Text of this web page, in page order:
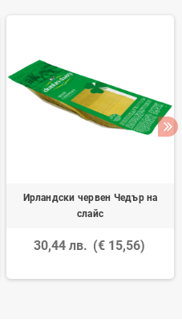
Ирландски червен Чедър на
слайс
30,44 лв. (€ 15,56)